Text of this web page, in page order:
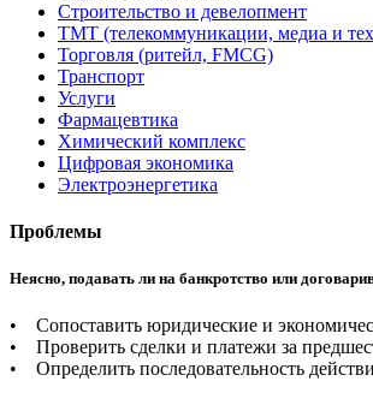
Строительство и девелопмент
ТМТ (телекоммуникации, медиа и
Торговля (ритейл, FMCG)
Транспорт
Услуги
Фармацевтика
Химический комплекс
Цифровая экономика
Электроэнергетика
Проблемы
Неясно, подавать ли на банкротство или
• Сопоставить юридические и
• Проверить сделки и платежи за
• Определить последовательность